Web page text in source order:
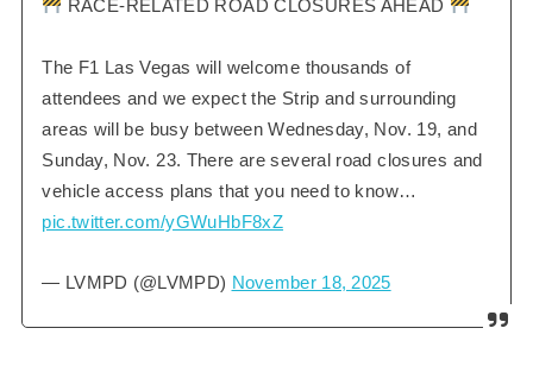
RACE-RELATED ROAD CLOSURES AHEAD
The F1 Las Vegas will welcome thousands of
attendees and we expect the Strip and surrounding
areas will be busy between Wednesday, Nov. 19, and
Sunday, Nov. 23. There are several road closures and
vehicle access plans that you need to know…
pic.twitter.com/yGWuHbF8xZ
— LVMPD (@LVMPD) November 18, 2025